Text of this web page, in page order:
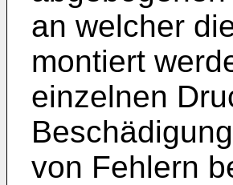
an welcher
montiert
einzelnen
von Fehlern